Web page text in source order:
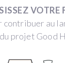
VOTRE
contribuer au
du projet Good